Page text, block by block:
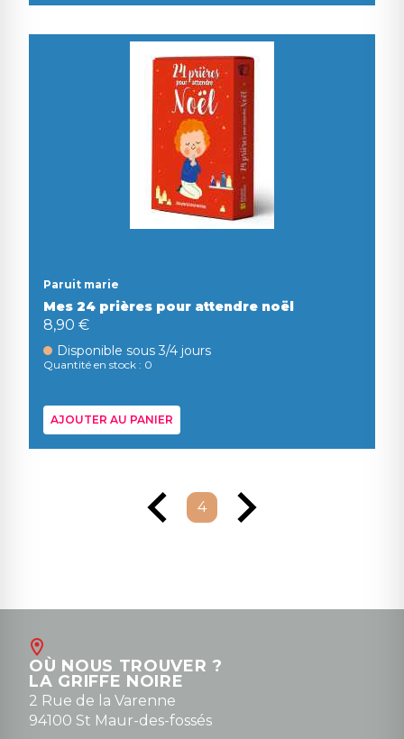
Paruit marie
Mes 24 prières pour attendre noël
8,90 €
Disponible sous 3/4 jours
Quantité en stock : 0
AJOUTER AU PANIER
4
OÙ NOUS TROUVER ?
LA GRIFFE NOIRE
2 Rue de la Varenne
94100 St Maur-des-fossés